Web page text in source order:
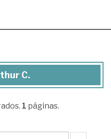
C.
1 páginas.